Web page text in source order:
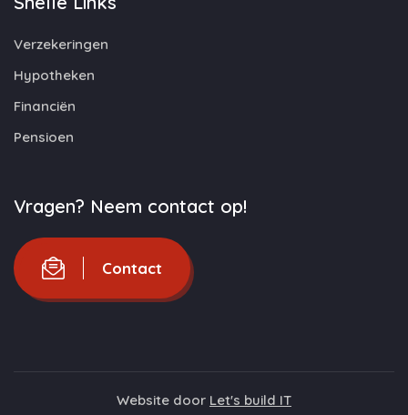
Verzekeringen
Hypotheken
Financiën
Pensioen
Vragen? Neem contact op!
Contact
Website door Let's build IT